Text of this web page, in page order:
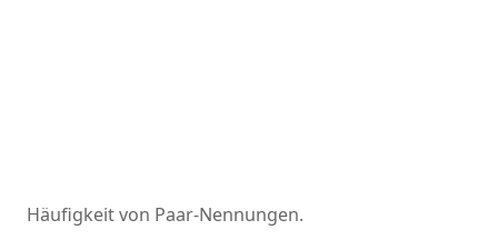
Häufigkeit von Paar-Nennungen.